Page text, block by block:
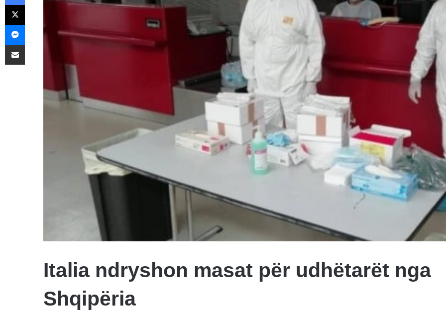
​Italia ndryshon masat për udhëtarët nga
Shqipëria
X
Messenger
Share via Email